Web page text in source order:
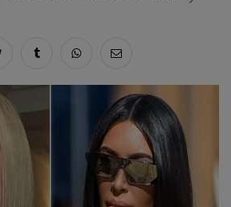
facebook
Share on twitter
Share on tumblr
Share via whatsapp
Share via email